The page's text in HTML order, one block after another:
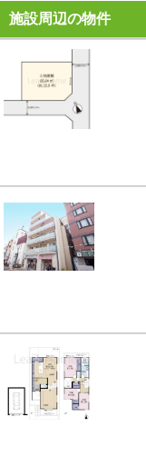
施設周辺の物件